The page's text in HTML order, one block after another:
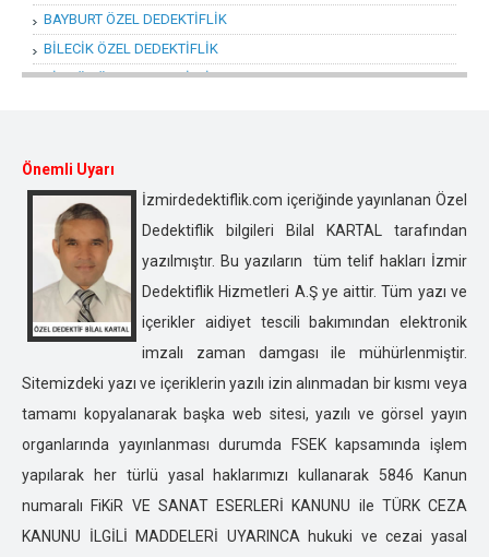
BAYBURT ÖZEL DEDEKTİFLİK
BİLECİK ÖZEL DEDEKTİFLİK
BİNGÖL ÖZEL DEDEKTİFLİK
BURDUR ÖZEL DEDEKTİFLİK
BURSA ÖZEL DEDEKTİFLİK
ÇANAKKALE ÖZEL DEDEKTİFLİK
ÇANKIRI ÖZEL DEDEKTİFLİK
ÇORUM ÖZEL DEDEKTİFLİK
DENİZLİ ÖZEL DEDEKTİFLİK
DİYARBAKIR ÖZEL DEDEKTİFLİK
DÜZCE ÖZEL DEDEKTİFLİK
Önemli Uyarı
İzmirdedektiflik.com içeriğinde yayınlanan Özel
Dedektiflik bilgileri Bilal KARTAL tarafından
yazılmıştır. Bu yazıların tüm telif hakları İzmir
Dedektiflik Hizmetleri A.Ş ye aittir. Tüm yazı ve
içerikler aidiyet tescili bakımından elektronik
imzalı zaman damgası ile mühürlenmiştir.
Sitemizdeki yazı ve içeriklerin yazılı izin alınmadan bir kısmı veya
tamamı kopyalanarak başka web sitesi, yazılı ve görsel yayın
organlarında yayınlanması durumda FSEK kapsamında işlem
yapılarak her türlü yasal haklarımızı kullanarak 5846 Kanun
numaralı FiKiR VE SANAT ESERLERİ KANUNU ile TÜRK CEZA
KANUNU İLGİLİ MADDELERİ UYARINCA hukuki ve cezai yasal